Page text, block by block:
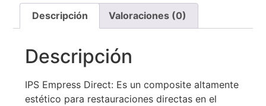
Descripción Valoraciones (0)
Descripción
IPS Empress Direct: Es un composite altamente
estético para restauraciones directas en el